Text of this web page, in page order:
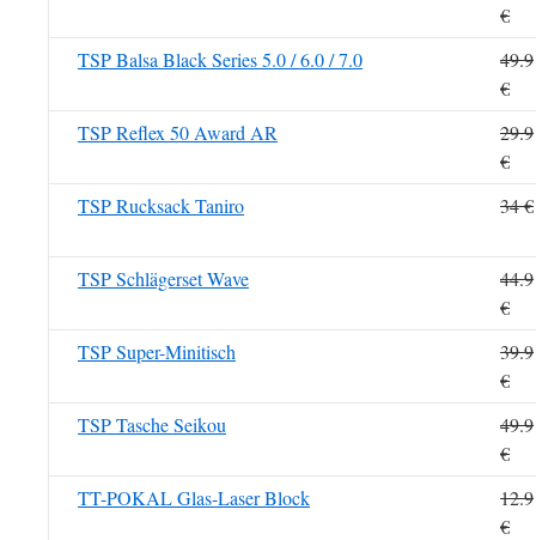
€
TSP Balsa Black Series 5.0 / 6.0 / 7.0
49.9
€
TSP Reflex 50 Award AR
29.9
€
TSP Rucksack Taniro
34 €
TSP Schlägerset Wave
44.9
€
TSP Super-Minitisch
39.9
€
TSP Tasche Seikou
49.9
€
TT-POKAL Glas-Laser Block
12.9
€